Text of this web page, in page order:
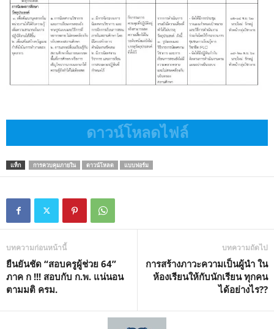
ดาวน์โหลดไฟล์
แท็ก การควบคุมภายใน ดาวน์โหลด แบบฟอร์ม
บทความก่อนหน้านี้
ยืนยันชัด “สอบครูผู้ช่วย 64”
ภาค ก !!! สอบกับ ก.พ. แน่นอน
ตามมติ ครม.
บทความถัดไป
การสร้างภาวะความเป็นผู้นำ ใน
ห้องเรียนให้กับนักเรียน ทุกคน
ได้อย่างไร??